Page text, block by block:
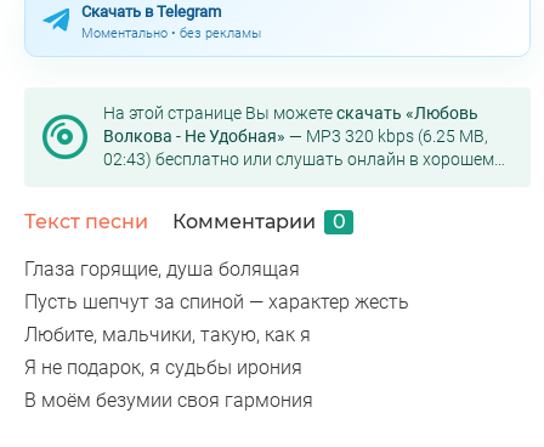
Скачать в Telegram
Моментально • без рекламы
На этой странице Вы можетескачать «Любовь
Волкова - Не Удобная» — MP3 320 kbps (6.25 MB,
02:43) бесплатно или слушать онлайн в хорошем
Текст песни Комментарии 0
Глаза горящие, душа болящая
Пусть шепчут за спиной — характер жесть
Любите, мальчики, такую, как я
Я не подарок, я судьбы ирония
В моём безумии своя гармония